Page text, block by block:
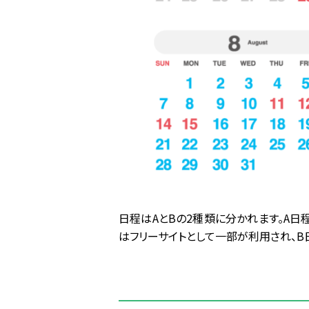
日程はAとBの2種類に分かれます。A
はフリーサイトとして一部が利用され、